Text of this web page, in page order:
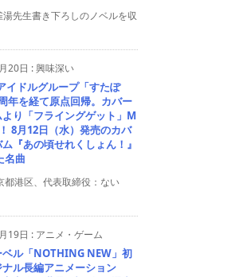
先生書き下ろしのノベルを収
20日 :興味深い
イドルグループ「すたぽ
年を経て原点回帰。カバー
り「フライングゲット」M
8月12日（水）発売のカバ
『あの頃せれくしょん！』
名曲
都港区、代表取締役：ない
19日 : アニメ・ゲーム
ベル「NOTHING NEW」初
ル長編アニメーション